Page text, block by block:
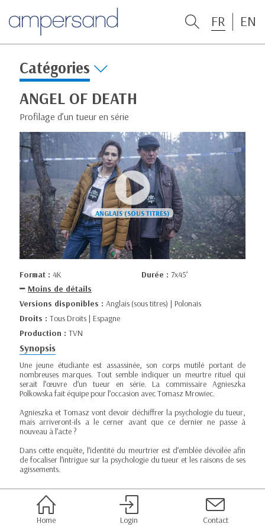
FR EN
Catégories
ANGEL OF DEATH
Profilage d’un tueur en série
Format : 4K Durée : 7x45’
Moins de détails
Versions disponibles : Anglais (sous titres) | Polonais
Droits : Tous Droits | Espagne
Production : TVN
Synopsis
Une jeune étudiante est assassinée, son corps mutilé portant de
nombreuses marques. Tout semble indiquer un meurtre rituel qui
serait l’œuvre d’un tueur en série. La commissaire Agnieszka
Polkowska fait équipe pour l’occasion avec Tomasz Mrowiec.
Agnieszka et Tomasz vont devoir déchiffrer la psychologie du tueur,
mais arriveront-ils a le cerner avant que ce dernier ne passe à
nouveau à l’acte ?
Dans cette enquête, l’identité du meurtrier est d’emblée dévoilée afin
de focaliser l’intrigue sur la psychologie du tueur et les raisons de ses
agissements.
Home Login Contact